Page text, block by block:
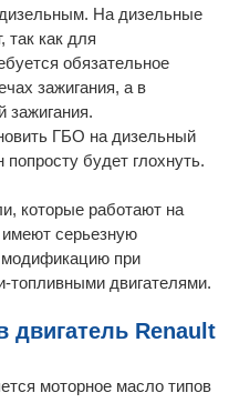
На дизельные
так как для
обязательное
зажигания, а в
зажигания.
ГБО на дизельный
попросту будет глохнуть.
которые работают на
имеют серьезную
при
топливными двигателями.
двигатель Renault
моторное масло типов